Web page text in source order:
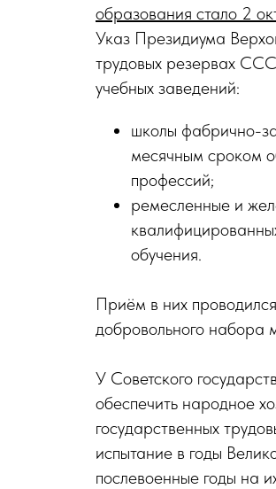
образования стало 2
Указ Президиума
трудовых резервах
учебных заведений:
школы фабрично-
месячным сроком
профессий;
ремесленные и
обучения.
Приём в них
добровольного набора
У Советского
обеспечить народное
государственных
испытание в годы
послевоенные годы на